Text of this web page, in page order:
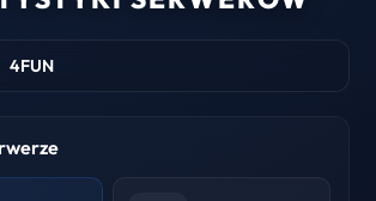
4FUN